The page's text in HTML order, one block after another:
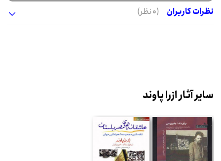
نظرات کاربران
(0 نظر)
سایر آثار ازرا پاوند